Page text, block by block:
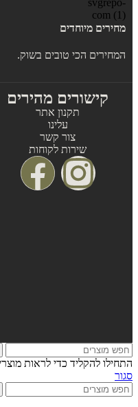
מחירים מיוחדים
המחירים הכי טובים בשוק.
קישורים מהירים
תקנון אתר
עלינו
צור קשר
שירות לקוחות
התחילו להקליד כדי לראות
סגור